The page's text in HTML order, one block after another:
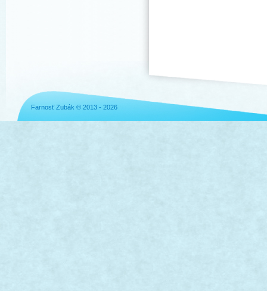
Farnosť Zubák © 2013 - 2026